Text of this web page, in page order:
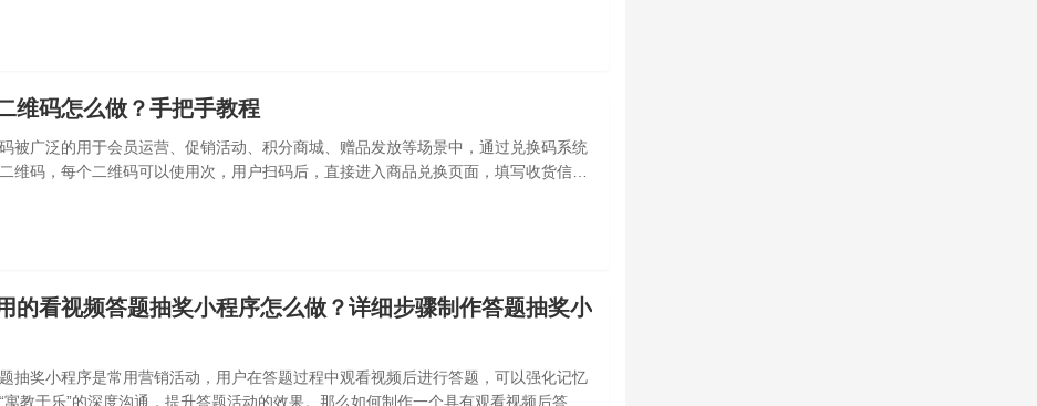
维码怎么做？手把手教程
被广泛的用于会员运营、促销活动、积分商城、赠品发放等场景中，通过兑换码系统
维码，每个二维码可以使用次，用户扫码后，直接进入商品兑换页面，填写收货信息
商家进入后
的看视频答题抽奖小程序怎么做？详细步骤制作答题抽奖小
抽奖小程序是常用营销活动，用户在答题过程中观看视频后进行答题，可以强化记忆
寓教于乐”的深度沟通，提升答题活动的效果。那么如何制作一个具有观看视频后答题